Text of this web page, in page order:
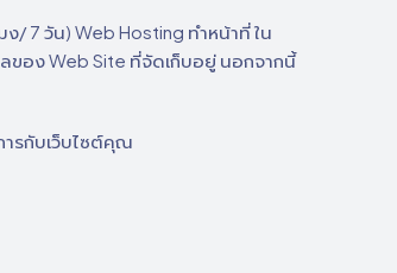
/ 7 วัน) Web Hosting ทำหน้าที่ ใน
ลของ Web Site ที่จัดเก็บอยู่ นอกจากนี้
รกับเว็บไซต์คุณ